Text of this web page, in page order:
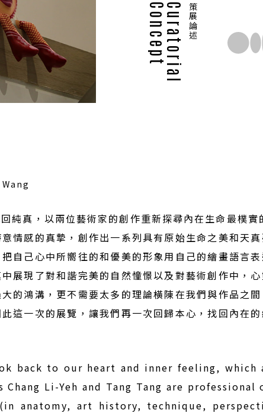
Curatorial
Concept 策展論述
純真，以兩位藝術家的創作重新探尋內在生命最樸
情感的真摯，創作出一系列具有原始生命之美和天
自己心中所嚮往的和優美的形象用自己的繪畫語言
展現了對和諧完美的自然憧憬以及對藝術創作中，
的鴻溝，更不需要太多的理論橫陳在我們與作品之
這一次的展覽，讓我們再一次回歸本心，找回內在
back to our heart and inner feeling, which
Li-Yeh and Tang Tang are
anatomy, art history, technique,